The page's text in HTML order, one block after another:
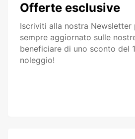
Offerte esclusive
Iscriviti alla nostra Newsletter
sempre aggiornato sulle
beneficiare di uno sconto del
noleggio!